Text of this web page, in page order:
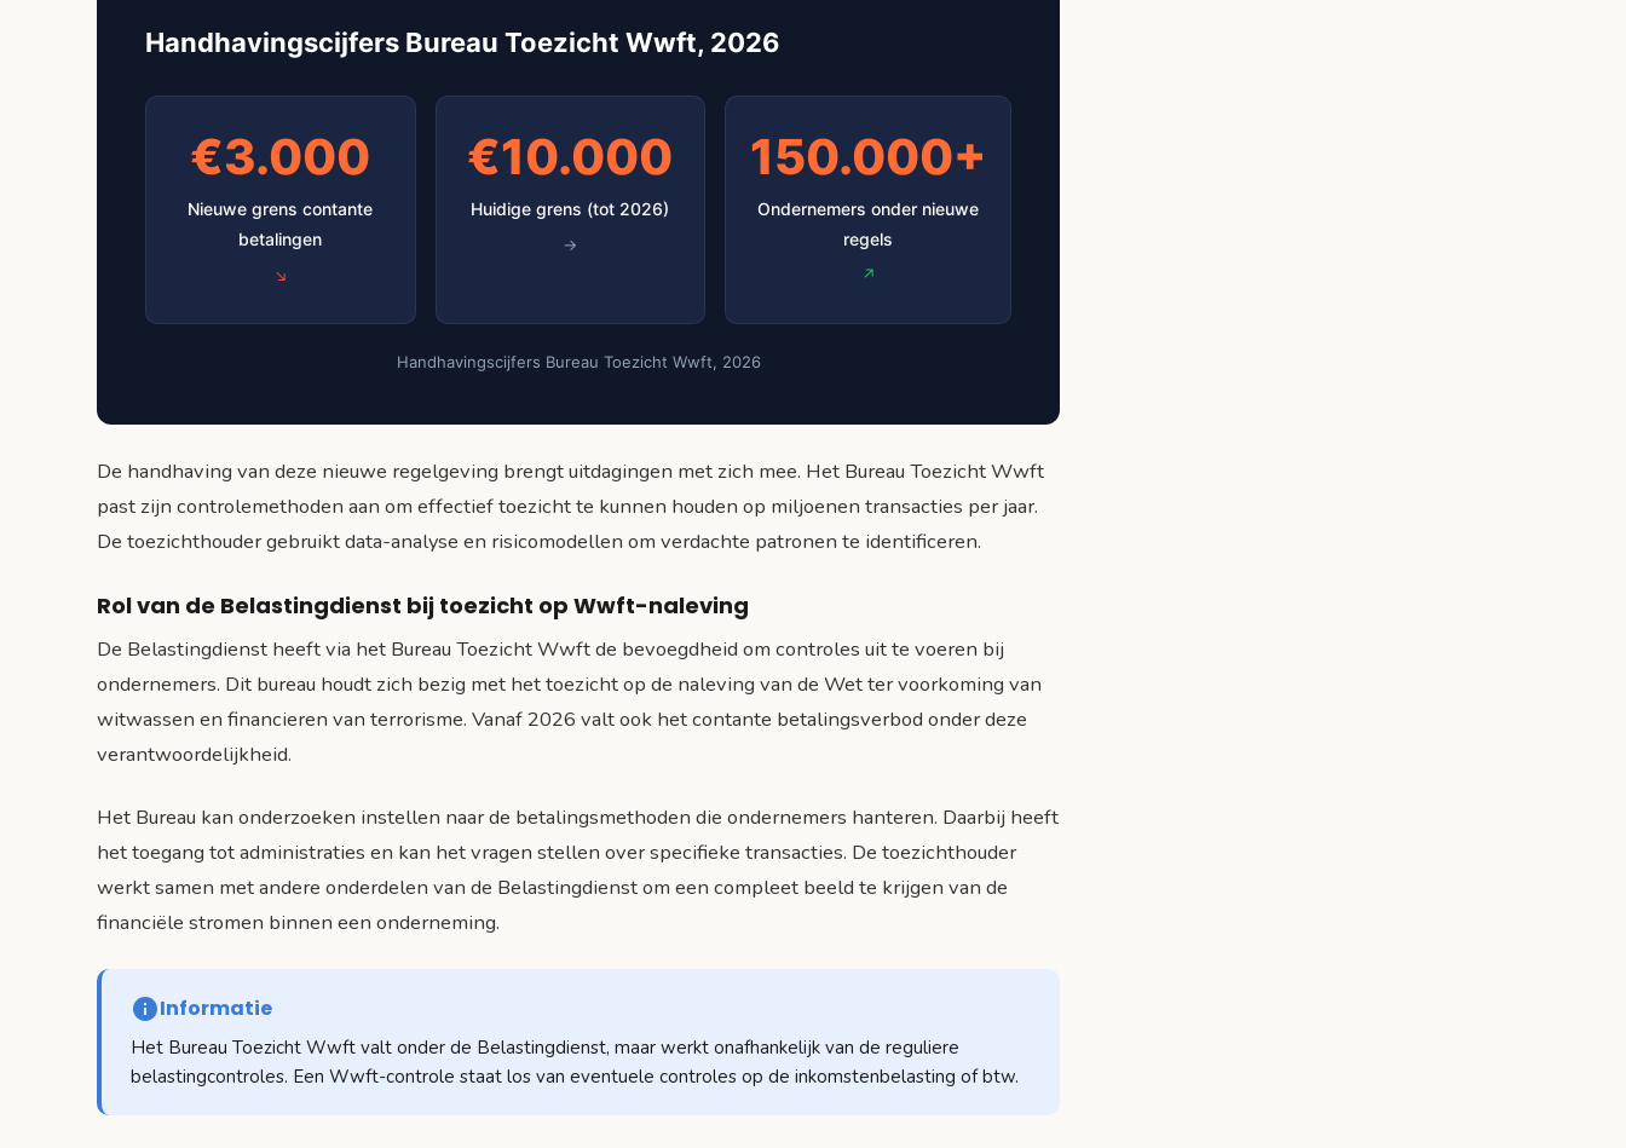
Handhavingscijfers Bureau Toezicht Wwft, 2026
€3.000
Nieuwe grens contante
betalingen
€10.000
Huidige grens (tot 2026)
150.000+
Ondernemers onder nieuwe
regels
Handhavingscijfers Bureau Toezicht Wwft, 2026
De handhaving van deze nieuwe regelgeving brengt uitdagingen met zich mee. Het Bureau Toezicht Wwft
past zijn controlemethoden aan om effectief toezicht te kunnen houden op miljoenen transacties per jaar.
De toezichthouder gebruikt data-analyse en risicomodellen om verdachte patronen te identificeren.
Rol van de Belastingdienst bij toezicht op Wwft-naleving
De Belastingdienst heeft via het Bureau Toezicht Wwft de bevoegdheid om controles uit te voeren bij
ondernemers. Dit bureau houdt zich bezig met het toezicht op de naleving van de Wet ter voorkoming van
witwassen en financieren van terrorisme. Vanaf 2026 valt ook het contante betalingsverbod onder deze
verantwoordelijkheid.
Het Bureau kan onderzoeken instellen naar de betalingsmethoden die ondernemers hanteren. Daarbij heeft
het toegang tot administraties en kan het vragen stellen over specifieke transacties. De toezichthouder
werkt samen met andere onderdelen van de Belastingdienst om een compleet beeld te krijgen van de
financiële stromen binnen een onderneming.
Informatie
Het Bureau Toezicht Wwft valt onder de Belastingdienst, maar werkt onafhankelijk van de reguliere
belastingcontroles. Een Wwft-controle staat los van eventuele controles op de inkomstenbelasting of btw.